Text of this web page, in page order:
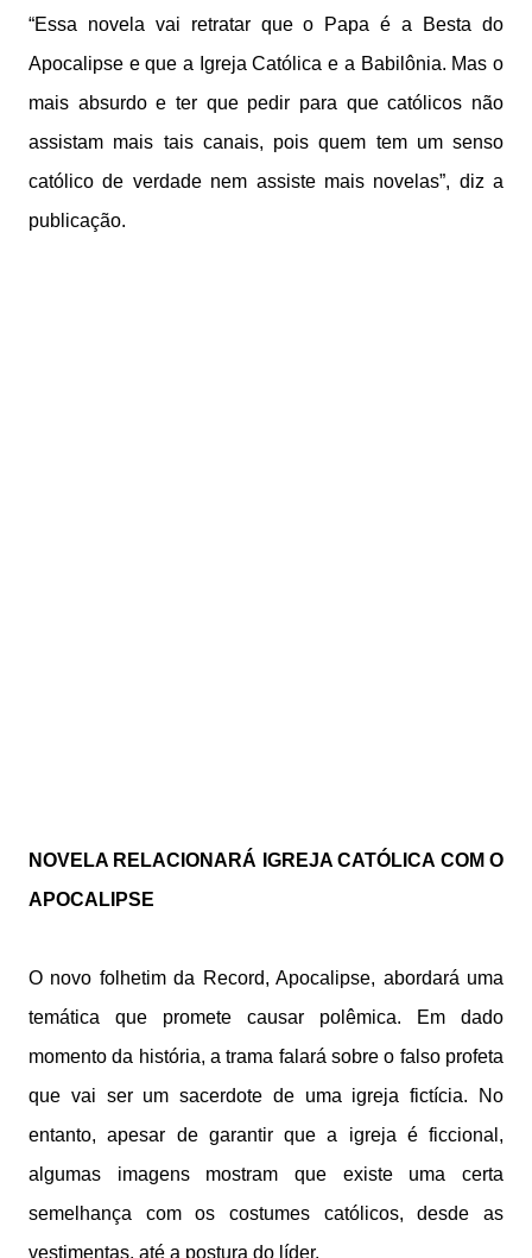
“Essa novela vai retratar que o Papa é a Besta do
Apocalipse e que a Igreja Católica e a Babilônia. Mas o
mais absurdo e ter que pedir para que católicos não
assistam mais tais canais, pois quem tem um senso
católico de verdade nem assiste mais novelas”, diz a
publicação.
NOVELA RELACIONARÁ IGREJA CATÓLICA COM O
APOCALIPSE
O novo folhetim da Record, Apocalipse, abordará uma
temática que promete causar polêmica. Em dado
momento da história, a trama falará sobre o falso profeta
que vai ser um sacerdote de uma igreja fictícia. No
entanto, apesar de garantir que a igreja é ficcional,
algumas imagens mostram que existe uma certa
semelhança com os costumes católicos, desde as
vestimentas, até a postura do líder.